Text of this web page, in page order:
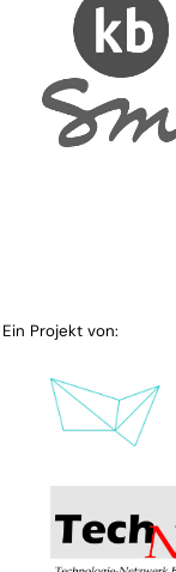
Ein Projekt von: